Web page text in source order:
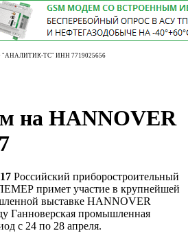
"АНАЛИТИК-ТС" ИНН 7719025656
на HANNOVER
Российский приборостроительный
примет участие в крупнейшей
выставке HANNOVER
Ганноверская промышленная
с 24 по 28 апреля.